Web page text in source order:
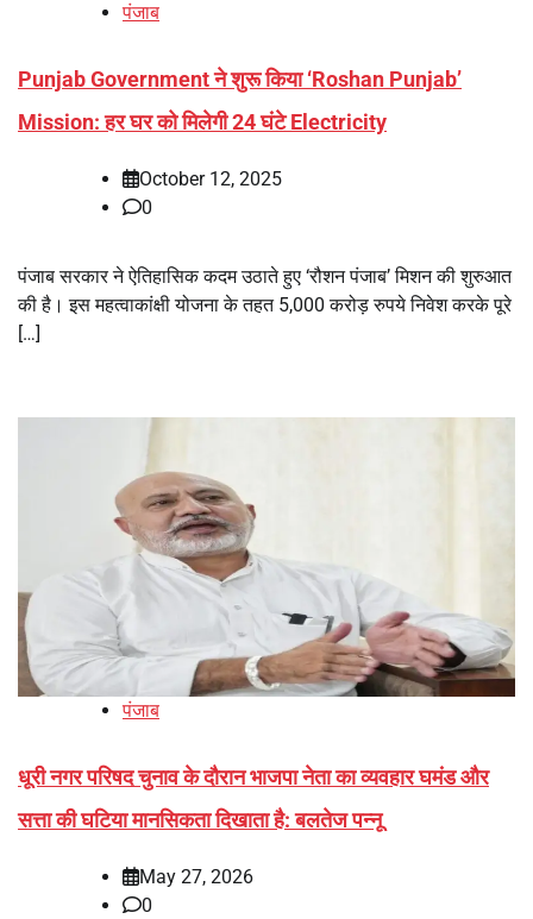
पंजाब
Punjab Government ने शुरू किया ‘Roshan Punjab’
Mission: हर घर को मिलेगी 24 घंटे Electricity
October 12, 2025
0
पंजाब सरकार ने ऐतिहासिक कदम उठाते हुए ‘रौशन पंजाब’ मिशन की शुरुआत
की है। इस महत्वाकांक्षी योजना के तहत 5,000 करोड़ रुपये निवेश करके पूरे
[…]
पंजाब
धूरी नगर परिषद चुनाव के दौरान भाजपा नेता का व्यवहार घमंड और
सत्ता की घटिया मानसिकता दिखाता है: बलतेज पन्नू
May 27, 2026
0